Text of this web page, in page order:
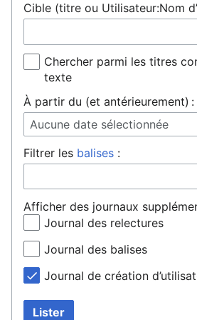
Cible (titre ou Utilisateur:Nom
Chercher parmi les titres
texte
À partir du (et antérieurement) :
Aucune date sélectionnée
Filtrer les balises :
Afficher des journaux
Journal des relectures
Journal des balises
Journal de création
Lister